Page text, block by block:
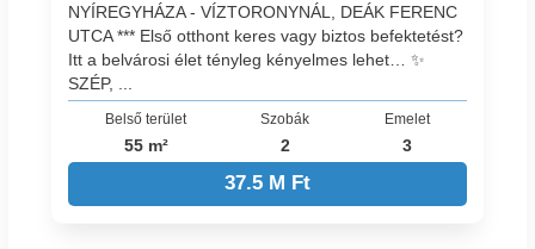
NYÍREGYHÁZA - VÍZTORONYNÁL, DEÁK FERENC
UTCA *** Első otthont keres vagy biztos befektetést?
Itt a belvárosi élet tényleg kényelmes lehet… ✨
SZÉP, ...
Belső terület
55 m²
Szobák
2
Emelet
3
37.5 M Ft